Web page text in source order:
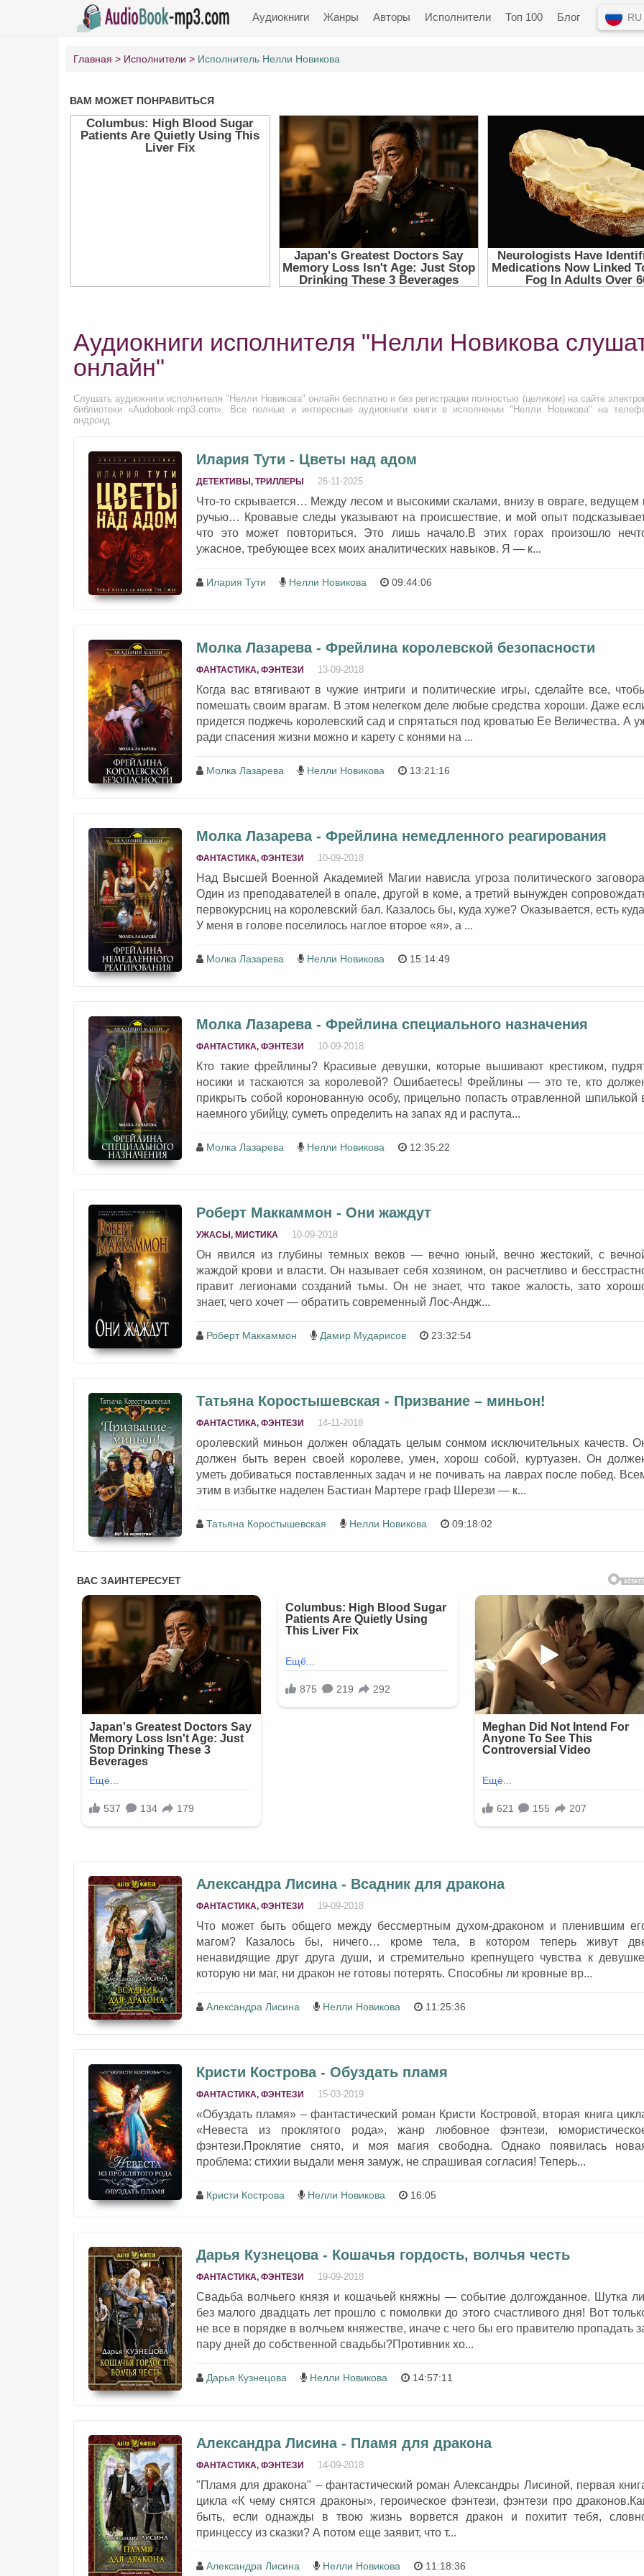
Аудиокниги Жанры Авторы Исполнители Топ 100 Блог RU
Главная Исполнители Исполнитель Нелли Новикова
Аудиокниги исполнителя "Нелли Новикова
онлайн"
Слушать аудиокниги исполнителя "Нелли Новикова" онлайн бесплатно и без регистрации полностью (целиком) на сайте
библиотеки «Audobook-mp3.com». Все полные и интересные аудиокниги книги в исполнении "Нелли Новикова" на
андроид.
Илария Тути - Цветы над адом
ДЕТЕКТИВЫ, ТРИЛЛЕРЫ 26-11-2025
Что-то скрывается… Между лесом и высокими скалами, внизу в овраге, ведущем
ручью… Кровавые следы указывают на происшествие, и мой опыт
что это может повториться. Это лишь начало.В этих горах произошло
ужасное, требующее всех моих аналитических навыков. Я — к...
Илария Тути Нелли Новикова 09:44:06
Молка Лазарева - Фрейлина королевской безопасности
ФАНТАСТИКА, ФЭНТЕЗИ 13-09-2018
Когда вас втягивают в чужие интриги и политические игры, сделайте все,
помешать своим врагам. В этом нелегком деле любые средства хороши. Даже
придется поджечь королевский сад и спрятаться под кроватью Ее Величества. А
ради спасения жизни можно и карету с конями на ...
Молка Лазарева Нелли Новикова 13:21:16
Молка Лазарева - Фрейлина немедленного реагирования
ФАНТАСТИКА, ФЭНТЕЗИ 10-09-2018
Над Высшей Военной Академией Магии нависла угроза политического
Один из преподавателей в опале, другой в коме, а третий вынужден
первокурсниц на королевский бал. Казалось бы, куда хуже? Оказывается, есть
У меня в голове поселилось наглое второе «я», а ...
Молка Лазарева Нелли Новикова 15:14:49
Молка Лазарева - Фрейлина специального назначения
ФАНТАСТИКА, ФЭНТЕЗИ 10-09-2018
Кто такие фрейлины? Красивые девушки, которые вышивают крестиком,
носики и таскаются за королевой? Ошибаетесь! Фрейлины — это те, кто
прикрыть собой коронованную особу, прицельно попасть отравленной шпилькой
наемного убийцу, суметь определить на запах яд и распута...
Молка Лазарева Нелли Новикова 12:35:22
Роберт Маккаммон - Они жаждут
УЖАСЫ, МИСТИКА 10-09-2018
Он явился из глубины темных веков — вечно юный, вечно жестокий, с
жаждой крови и власти. Он называет себя хозяином, он расчетливо и
правит легионами созданий тьмы. Он не знает, что такое жалость, зато
знает, чего хочет — обратить современный Лос-Андж...
Роберт Маккаммон Дамир Мударисов 23:32:54
Татьяна Коростышевская - Призвание – миньон!
ФАНТАСТИКА, ФЭНТЕЗИ 14-11-2018
оролевский миньон должен обладать целым сонмом исключительных качеств.
должен быть верен своей королеве, умен, хорош собой, куртуазен. Он
уметь добиваться поставленных задач и не почивать на лаврах после побед.
этим в избытке наделен Бастиан Мартере граф Шерези — к...
Татьяна Коростышевская Нелли Новикова 09:18:02
Александра Лисина - Всадник для дракона
ФАНТАСТИКА, ФЭНТЕЗИ 19-09-2018
Что может быть общего между бессмертным духом-драконом и пленившим
магом? Казалось бы, ничего… кроме тела, в котором теперь живут
ненавидящие друг друга души, и стремительно крепнущего чувства к
которую ни маг, ни дракон не готовы потерять. Способны ли кровные вр...
Александра Лисина Нелли Новикова 11:25:36
Кристи Кострова - Обуздать пламя
ФАНТАСТИКА, ФЭНТЕЗИ 15-03-2019
«Обуздать пламя» – фантастический роман Кристи Костровой, вторая книга
«Невеста из проклятого рода», жанр любовное фэнтези,
фэнтези.Проклятие снято, и моя магия свободна. Однако появилась
проблема: стихии выдали меня замуж, не спрашивая согласия! Теперь...
Кристи Кострова Нелли Новикова 16:05
Дарья Кузнецова - Кошачья гордость, волчья честь
ФАНТАСТИКА, ФЭНТЕЗИ 19-09-2018
Свадьба волчьего князя и кошачьей княжны — событие долгожданное. Шутка
без малого двадцать лет прошло с помолвки до этого счастливого дня! Вот
не все в порядке в волчьем княжестве, иначе с чего бы его правителю пропадать
пару дней до собственной свадьбы?Противник хо...
Дарья Кузнецова Нелли Новикова 14:57:11
Александра Лисина - Пламя для дракона
ФАНТАСТИКА, ФЭНТЕЗИ 14-09-2018
"Пламя для дракона" – фантастический роман Александры Лисиной, первая
цикла «К чему снятся драконы», героическое фэнтези, фэнтези про
быть, если однажды в твою жизнь ворвется дракон и похитит тебя,
принцессу из сказки? А потом еще заявит, что т...
Александра Лисина Нелли Новикова 11:18:36